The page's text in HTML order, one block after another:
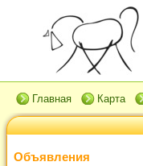
Главная Карта
Объявления